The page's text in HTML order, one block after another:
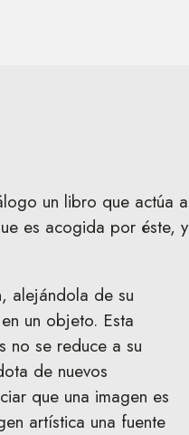
un libro que actúa a
es acogida por éste, y
alejándola de su
un objeto. Esta
no se reduce a su
de nuevos
que una imagen es
artística una fuente